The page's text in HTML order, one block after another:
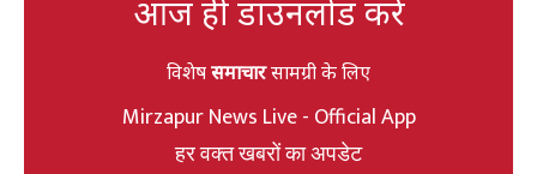
आज ही डाउनलोड करें
विशेषसमाचारसामग्री के लिए
Mirzapur News Live - Official App
हर वक्त खबरों का अपडेट